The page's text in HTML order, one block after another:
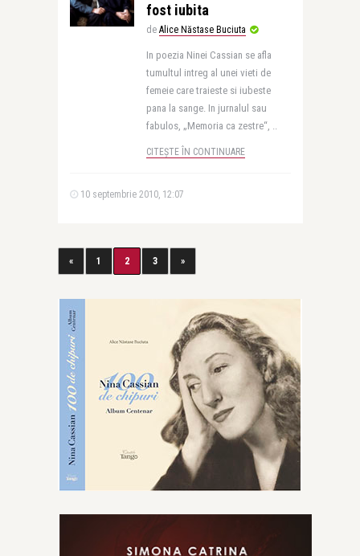
fost iubita
de Alice Năstase Buciuta
In poezia Ninei Cassian se afla
tumultul intreg al unei vieti de
femeie care traieste si iubeste
pana la sange. In jurnalul sau
fabulos, „Memoria ca zestre“, ..
CITEȘTE ÎN CONTINUARE
10 septembrie 2010, 12:07
« 1 2 3 »